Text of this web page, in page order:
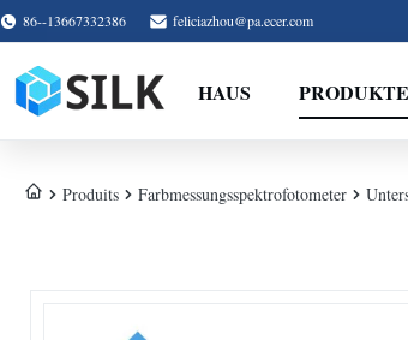
86--13667332386 feliciazhou@pa.ecer.com
HAUS PRODUKTE
Produits Farbmessungsspektrofotometer